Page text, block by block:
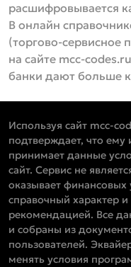
расшифровывается
В онлайн
(торгово-сервисное
на сайте mcc-
банки дают больше
Используя сайт mcc-
подтверждает, что ему
принимает данные
сайт. Сервис не
оказывает
справочный характер
рекомендацией. Все
и собраны из
пользователей.
менять условия